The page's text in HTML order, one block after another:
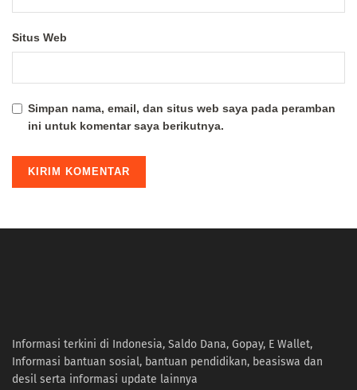
Situs Web
Simpan nama, email, dan situs web saya pada peramban
ini untuk komentar saya berikutnya.
Informasi terkini di Indonesia, Saldo Dana, Gopay, E Wallet,
Informasi bantuan sosial, bantuan pendidikan, beasiswa dan
desil serta informasi update lainnya